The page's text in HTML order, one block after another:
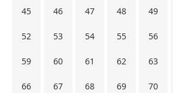
45 46 47 48 49
52 53 54 55 56
59 60 61 62 63
66 67 68 69 70